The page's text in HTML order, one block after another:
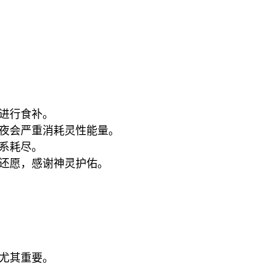
行食补。
会严重消耗灵性能量。
耗尽。
愿，感谢神灵护佑。
其重要。